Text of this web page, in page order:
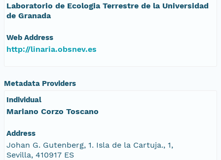
Laboratorio de Ecologia Terrestre de la Universidad
de Granada
Web Address
http://linaria.obsnev.es
Metadata Providers
Individual
Mariano Corzo Toscano
Address
Johan G. Gutenberg, 1. Isla de la Cartuja., 1,
Sevilla, 410917 ES